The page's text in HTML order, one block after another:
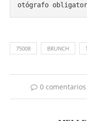
otógrafo
75008 BRUNCH
0 comentarios